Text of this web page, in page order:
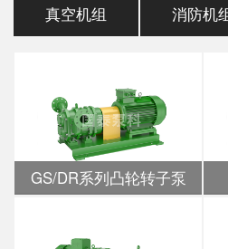
真空机组 消防机
GS/DR系列凸轮转子泵